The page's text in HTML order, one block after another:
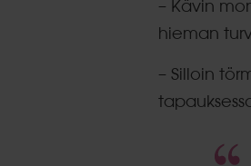
– Kävin
hieman
– Silloin